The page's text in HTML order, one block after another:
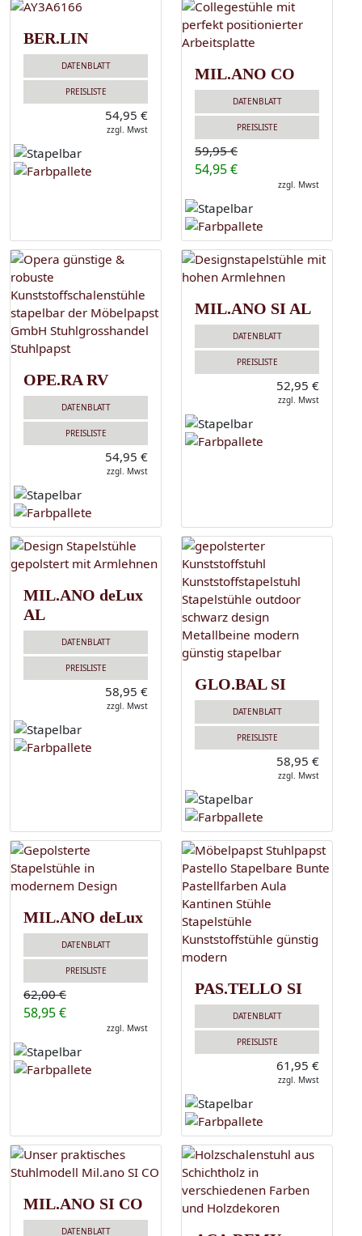
BER.LIN
DATENBLATT
PREISLISTE
54,95 €
zzgl. Mwst
MIL.ANO CO
DATENBLATT
PREISLISTE
59,95 €
54,95 €
zzgl. Mwst
OPE.RA RV
DATENBLATT
PREISLISTE
54,95 €
zzgl. Mwst
MIL.ANO SI AL
DATENBLATT
PREISLISTE
52,95 €
zzgl. Mwst
MIL.ANO deLux
AL
DATENBLATT
PREISLISTE
58,95 €
zzgl. Mwst
GLO.BAL SI
DATENBLATT
PREISLISTE
58,95 €
zzgl. Mwst
MIL.ANO deLux
DATENBLATT
PREISLISTE
62,00 €
58,95 €
zzgl. Mwst
PAS.TELLO SI
DATENBLATT
PREISLISTE
61,95 €
zzgl. Mwst
MIL.ANO SI CO
DATENBLATT